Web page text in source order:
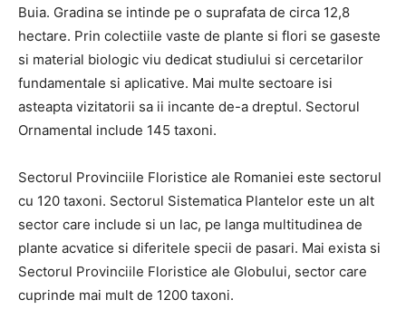
Buia. Gradina se intinde pe o suprafata de circa 12,8
hectare. Prin colectiile vaste de plante si flori se gaseste
si material biologic viu dedicat studiului si cercetarilor
fundamentale si aplicative. Mai multe sectoare isi
asteapta vizitatorii sa ii incante de-a dreptul. Sectorul
Ornamental include 145 taxoni.
Sectorul Provinciile Floristice ale Romaniei este sectorul
cu 120 taxoni. Sectorul Sistematica Plantelor este un alt
sector care include si un lac, pe langa multitudinea de
plante acvatice si diferitele specii de pasari. Mai exista si
Sectorul Provinciile Floristice ale Globului, sector care
cuprinde mai mult de 1200 taxoni.